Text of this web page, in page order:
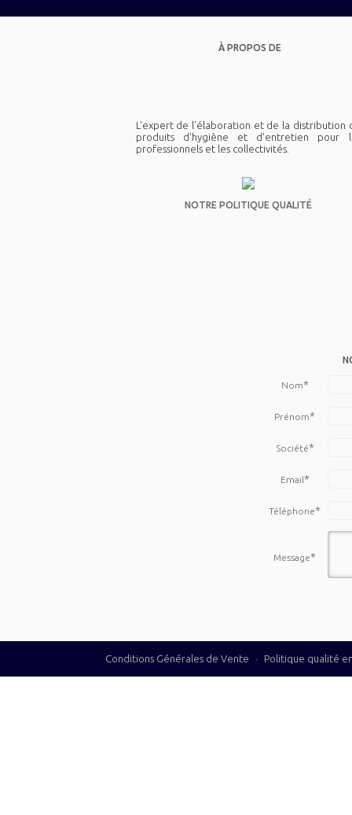
À PROPOS DE
L'expert de l'élaboration et de la distribution
produits d'hygiène et d'entretien pour
professionnels et les collectivités.
NOTRE POLITIQUE QUALITÉ
Nom*
Prénom*
Société*
Email*
Téléphone*
Message*
Conditions Générales de Vente · Politique qualité